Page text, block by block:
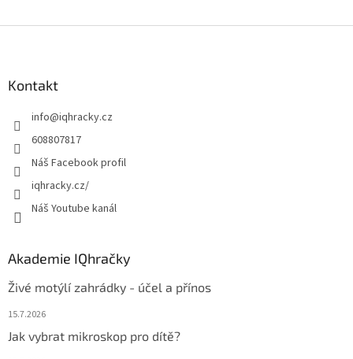
Kontakt
info@iqhracky.cz
608807817
Náš Facebook profil
iqhracky.cz/
Náš Youtube kanál
Akademie IQhračky
Živé motýlí zahrádky - účel a přínos
15.7.2026
Jak vybrat mikroskop pro dítě?